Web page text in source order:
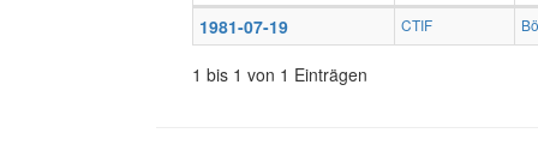
1981-07-19
CTIF
1 bis 1 von 1 Einträgen